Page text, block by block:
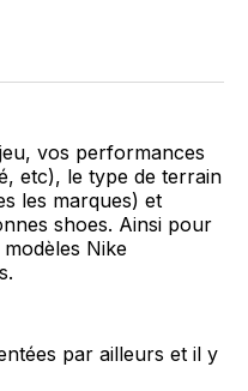
vos performances
etc), le type de terrain
les marques) et
shoes. Ainsi pour
Nike
par ailleurs et il y